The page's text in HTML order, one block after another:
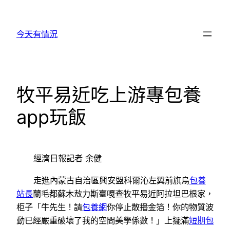
今天有情況
牧平易近吃上游專包養
app玩飯
經濟日報記者 余健
走進內蒙古自治區興安盟科爾沁左翼前旗烏包養
站長蘭毛都蘇木敖力斯臺嘎查牧平易近阿拉坦巴根家，
柜子「牛先生！請包養網你停止散播金箔！你的物質波
動已經嚴重破壞了我的空間美學係數！」上擺滿短期包